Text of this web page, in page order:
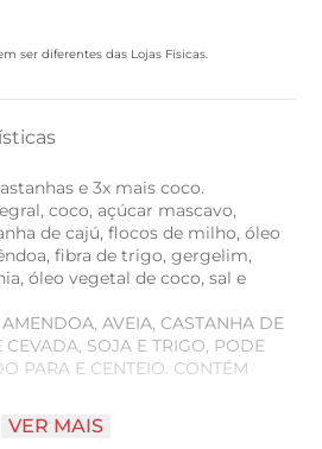
ser diferentes das Lojas Físicas.
e 3x mais coco.
coco, açúcar mascavo,
de cajú, flocos de milho, óleo
fibra de trigo, gergelim,
óleo vegetal de coco, sal e
AVEIA, CASTANHA DE
SOJA E TRIGO, PODE
PARA E CENTEIO. CONTÉM
de frutas, iogurte, bolos.
VER MAIS